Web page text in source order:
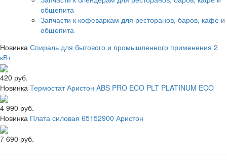
общепита
Запчасти к кофеваркам для ресторанов, баров, кафе и
общепита
Новинка Спираль для бытового и промышленного применения 2
кВт
420 руб.
Новинка Термостат Аристон ABS PRO ECO PLT PLATINUM ECO
4 990 руб.
Новинка Плата силовая 65152900 Аристон
7 690 руб.